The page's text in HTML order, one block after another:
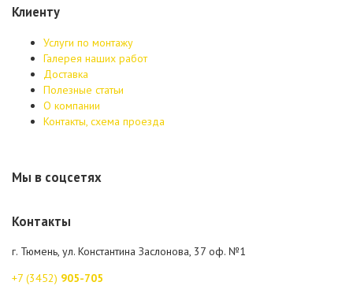
Клиенту
Услуги по монтажу
Галерея наших работ
Доставка
Полезные статьи
О компании
Контакты, схема проезда
Мы в соцсетях
Контакты
г. Тюмень, ул. Константина Заслонова, 37 оф. №1
+7 (3452) 905-705